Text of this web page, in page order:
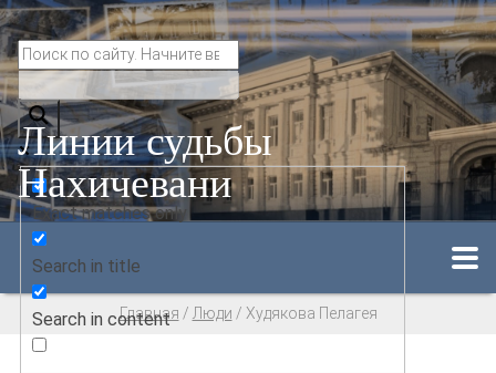
Линии судьбы
Нахичевани
Exact matches only
Search in title
Search in content
Главная / Люди / Худякова Пелагея